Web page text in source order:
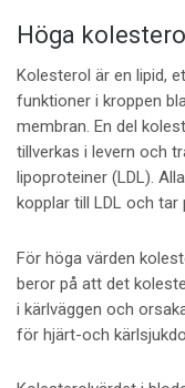
Höga
Kolesterol är en lipid,
funktioner i kroppen
membran. En del
tillverkas i levern och
lipoproteiner (LDL). Alla
kopplar till LDL och
För höga värden
beror på att det
i kärlväggen och
för hjärt-och